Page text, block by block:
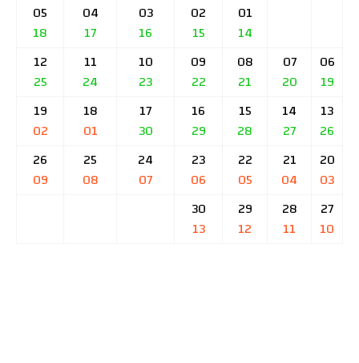
01
14
02
15
03
16
04
17
05
18
06
19
07
20
08
21
09
22
10
23
11
24
12
25
13
26
14
27
15
28
16
29
17
30
18
01
19
02
20
03
21
04
22
05
23
06
24
07
25
08
26
09
27
10
28
11
29
12
30
13